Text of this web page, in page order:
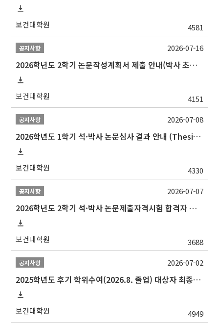
보건대학원 4581
공지사항
2026학년도 2학기 논문작성계획서 제출 안내(박사 초심 일정 포함)_Thesis Proposal
보건대학원 4151
2026-07-16
공지사항
2026학년도 1학기 석·박사 논문심사 결과 안내 (Thesis Defense Result)
보건대학원 4330
2026-07-08
공지사항
2026학년도 2학기 석·박사 논문제출자격시험 합격자 공고(TSQ Exam Result)
보건대학원 3688
2026-07-07
공지사항
2025학년도 후기 학위수여(2026.8. 졸업) 대상자 최종인준 논문 제출 안내
보건대학원 4949
2026-07-02